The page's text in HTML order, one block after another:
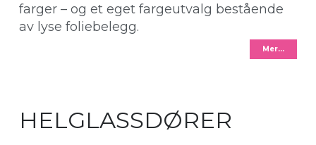
farger – og et eget fargeutvalg bestående
av lyse foliebelegg.
Mer…
HELGLASSDØRER